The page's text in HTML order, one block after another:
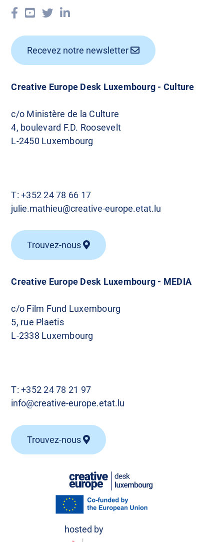
Creative Europe Desk Luxembourg - MEDIA
c/o Film Fund Luxembourg
5, rue Plaetis
L-2338 Luxembourg
T:+352 24 78 21 97
info@creative-europe.etat.lu
Trouvez-nous
Creative Europe Desk Luxembourg - Culture
c/o Ministère de la Culture
4, boulevard F.D. Roosevelt
L-2450 Luxembourg
T:+352 24 78 66 17
julie.mathieu@creative-europe.etat.lu
Trouvez-nous
Recevez notre newsletter